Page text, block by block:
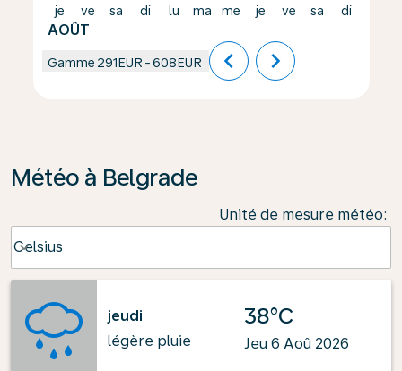
je
AOÛT
ve sa di lu ma me je ve sa di
Gamme 291EUR -608EUR chevron_left chevron_right
Météo à Belgrade
Unité de mesure météo:
Celsius
keyboard_arrow_down
jeudi
légère pluie
38°C
Jeu 6 Aoû 2026